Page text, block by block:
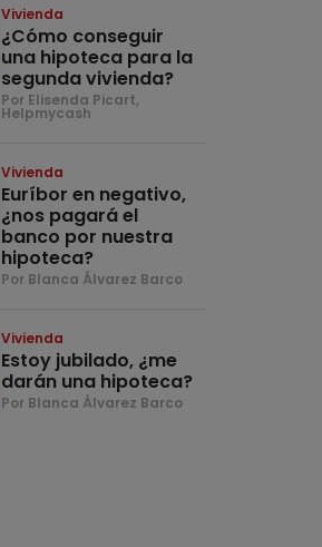
Vivienda
¿Cómo conseguir
una hipoteca para la
segunda vivienda?
Por Elisenda Picart,
Helpmycash
Vivienda
Euríbor en negativo,
¿nos pagará el
banco por nuestra
hipoteca?
Por Blanca Álvarez Barco
Vivienda
Estoy jubilado, ¿me
darán una hipoteca?
Por Blanca Álvarez Barco